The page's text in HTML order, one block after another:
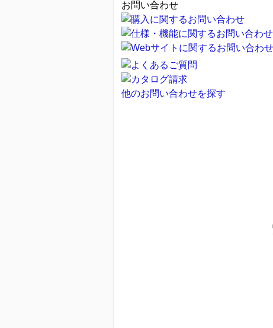
お問い合わせ
他のお問い合わせを探す